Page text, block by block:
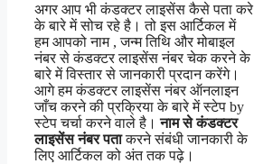
अगर आप भी कंडक्टर लाइसेंस कैसे पता करे
के बारे में सोच रहे है। तो इस आर्टिकल में
हम आपको नाम , जन्म तिथि और मोबाइल
नंबर से कंडक्टर लाइसेंस नंबर चेक करने के
बारे में विस्तार से जानकारी प्रदान करेंगे।
आगे हम कंडक्टर लाइसेंस नंबर ऑनलाइन
जाँच करने की प्रक्रिया के बारे में स्टेप by
स्टेप चर्चा करने वाले है।नाम से कंडक्टर
लाइसेंस नंबर पताकरने संबंधी जानकारी के
लिए आर्टिकल को अंत तक पढ़े।